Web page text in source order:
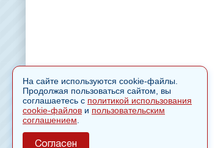
На сайте используются cookie-файлы.
Продолжая пользоваться сайтом, вы
соглашаетесь с политикой использования
cookie-файлов и пользовательским
соглашением
Согласен